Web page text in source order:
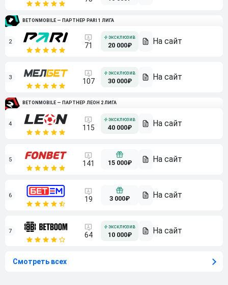
BETONMOBILE — ПАРТНЕР PARI 1 ЛИГА
2 71 20 000₽
3 107 30 000₽
BETONMOBILE — ПАРТНЕР ЛЕОН 2 ЛИГА
4 115 40 000₽
5 141 15 000₽
6 19 3 000₽
7 64 10 000₽
Смотреть всех